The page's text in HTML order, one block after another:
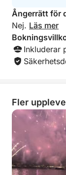
Ångerrätt för
Nej. Läs mer
Inkluderar
Fler